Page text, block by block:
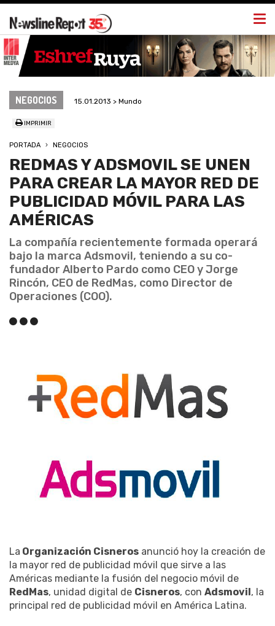
NEGOCIOS 15.01.2013 > Mundo
IMPRIMIR
PORTADA NEGOCIOS
REDMAS Y ADSMOVIL SE UNEN
PARA CREAR LA MAYOR RED DE
PUBLICIDAD MÓVIL PARA LAS
AMÉRICAS
La compañía recientemente formada operará
bajo la marca Adsmovil, teniendo a su co-
fundador Alberto Pardo como CEO y Jorge
Rincón, CEO de RedMas, como Director de
Operaciones (COO).
La Organización Cisneros anunció hoy la creación de
la mayor red de publicidad móvil que sirve a las
Américas mediante la fusión del negocio móvil de
RedMas, unidad digital de Cisneros, con Adsmovil, la
principal red de publicidad móvil en América Latina.